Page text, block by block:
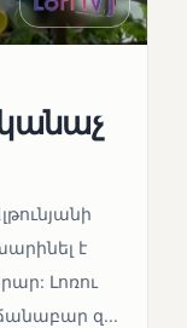
է
Լոռու
զ...